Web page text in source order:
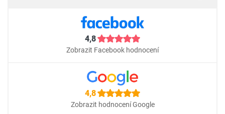
4,8
Zobrazit Facebook hodnocení
4,8
Zobrazit hodnocení Google